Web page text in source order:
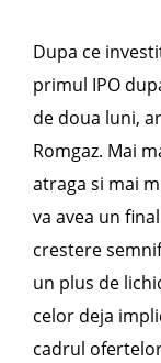
Dupa ce
primul IPO
de doua luni,
Romgaz. Mai
atraga si mai
va avea un
crestere
un plus de
celor deja
cadrul